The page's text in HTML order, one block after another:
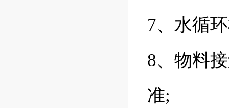
7、水循
8、物料
准;